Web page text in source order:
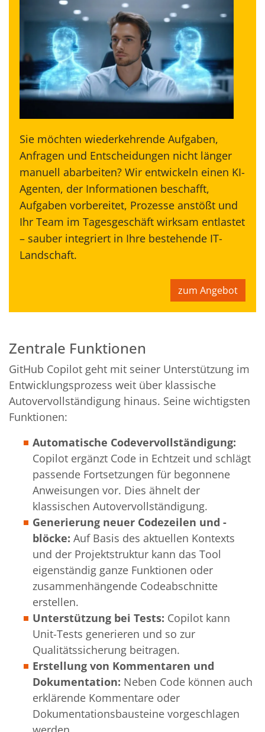
Sie möchten wiederkehrende Aufgaben,
Anfragen und Entscheidungen nicht länger
manuell abarbeiten? Wir entwickeln einen KI-
Agenten, der Informationen beschafft,
Aufgaben vorbereitet, Prozesse anstößt und
Ihr Team im Tagesgeschäft wirksam entlastet
– sauber integriert in Ihre bestehende IT-
Landschaft.
zum Angebot
Zentrale Funktionen
GitHub Copilot geht mit seiner Unterstützung im
Entwicklungsprozess weit über klassische
Autovervollständigung hinaus. Seine wichtigsten
Funktionen:
Automatische Codevervollständigung:
Copilot ergänzt Code in Echtzeit und schlägt
passende Fortsetzungen für begonnene
Anweisungen vor. Dies ähnelt der
klassischen Autovervollständigung.
Generierung neuer Codezeilen und -
blöcke: Auf Basis des aktuellen Kontexts
und der Projektstruktur kann das Tool
eigenständig ganze Funktionen oder
zusammenhängende Codeabschnitte
erstellen.
Unterstützung bei Tests: Copilot kann
Unit-Tests generieren und so zur
Qualitätssicherung beitragen.
Erstellung von Kommentaren und
Dokumentation: Neben Code können auch
erklärende Kommentare oder
Dokumentationsbausteine vorgeschlagen